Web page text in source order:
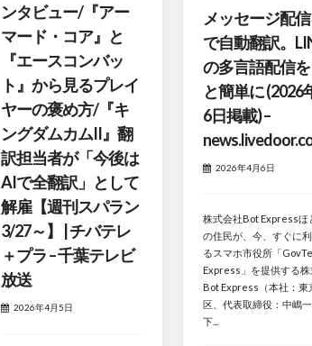
メッセージ配
で自動翻訳。
の多言語配信
と簡単に (2026
6日掲載) –
2026年4月6日
株式会社Bot Expressほ
の住民が、今、すぐに
るスマホ市役所「
Express」を提供する株
Bot Express（本社：東
区、代表取締役：中嶋
下...
ンタビュー/『アー
マード・コア』と
『エースコンバッ
ト』から見るプレイ
ヤーの褒め方/『キ
ングダムカムII』翻
訳担当者が「今後は
AIで全翻訳」として
解雇【週刊スパラン
3/27～】 | チバテレ
＋プラ – 千葉テレビ
放送
2026年4月5日